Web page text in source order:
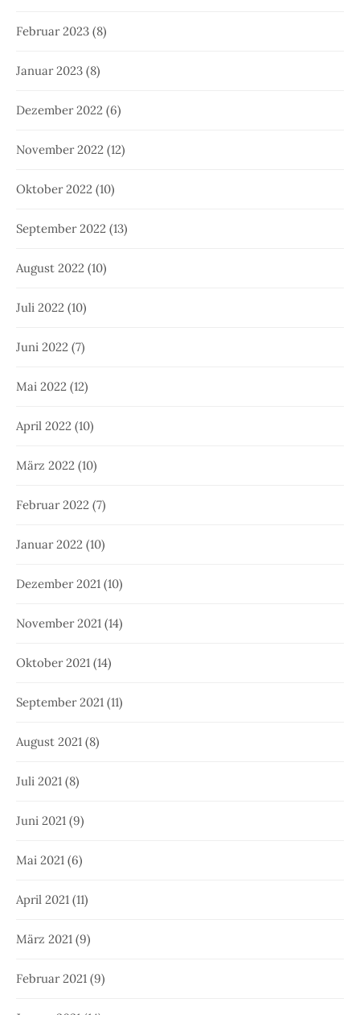
Februar 2023 (8)
Januar 2023 (8)
Dezember 2022 (6)
November 2022 (12)
Oktober 2022 (10)
September 2022 (13)
August 2022 (10)
Juli 2022 (10)
Juni 2022 (7)
Mai 2022 (12)
April 2022 (10)
März 2022 (10)
Februar 2022 (7)
Januar 2022 (10)
Dezember 2021 (10)
November 2021 (14)
Oktober 2021 (14)
September 2021 (11)
August 2021 (8)
Juli 2021 (8)
Juni 2021 (9)
Mai 2021 (6)
April 2021 (11)
März 2021 (9)
Februar 2021 (9)